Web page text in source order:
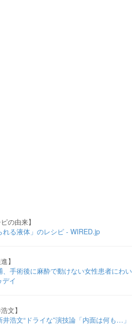
の由来】
る液体」のレシピ - WIRED.jp
】
手術後に麻酔で動けない女性患者にわい
イ
文】
井浩文“ドライな”演技論「内面は何も…」